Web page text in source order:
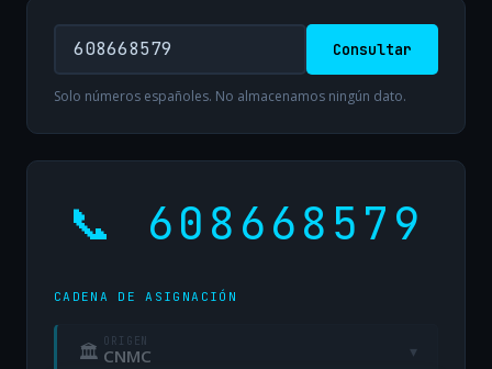
Consultar
Solo números españoles. No almacenamos ningún dato.
📞 608668579
CADENA DE ASIGNACIÓN
🏛 ORIGEN
CNMC ▾